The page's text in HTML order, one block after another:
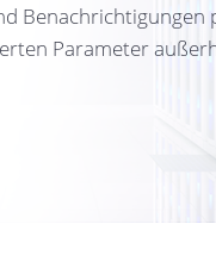
Benachrichtigungen
Parameter